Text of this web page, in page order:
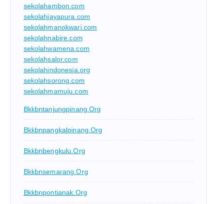
sekolahambon.com
sekolahjayapura.com
sekolahmanokwari.com
sekolahnabire.com
sekolahwamena.com
sekolahsalor.com
sekolahindonesia.org
sekolahsorong.com
sekolahmamuju.com
Bkkbntanjungpinang.org
Bkkbnpangkalpinang.org
Bkkbnbengkulu.org
Bkkbnsemarang.org
Bkkbnpontianak.org